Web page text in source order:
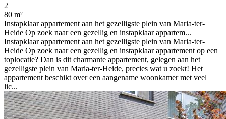
2
80 m²
Instapklaar appartement aan het gezelligste plein van Maria-ter-
Heide Op zoek naar een gezellig en instapklaar appartem...
Instapklaar appartement aan het gezelligste plein van Maria-ter-
Heide Op zoek naar een gezellig en instapklaar appartement op een
toplocatie? Dan is dit charmante appartement, gelegen aan het
gezelligste plein van Maria-ter-Heide, precies wat u zoekt! Het
appartement beschikt over een aangename woonkamer met veel
lic...